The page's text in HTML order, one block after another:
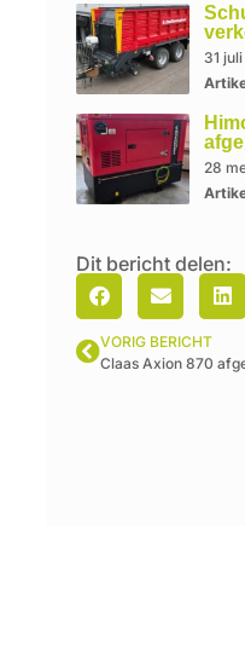
31
28
Dit bericht delen:
VORIG BERICHT